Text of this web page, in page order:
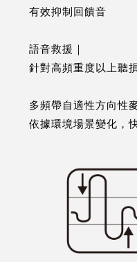
有效抑制回饋音
語音救援｜
針對高頻重度以上聽
多頻帶自適性方向性
依據環境場景變化，